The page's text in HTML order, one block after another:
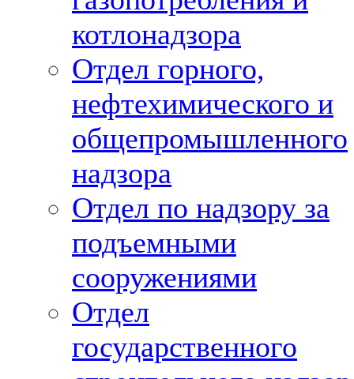
котлонадзора
Отдел горного,
нефтехимического и
общепромышленного
надзора
Отдел по надзору за
подъемными
сооружениями
Отдел
государственного